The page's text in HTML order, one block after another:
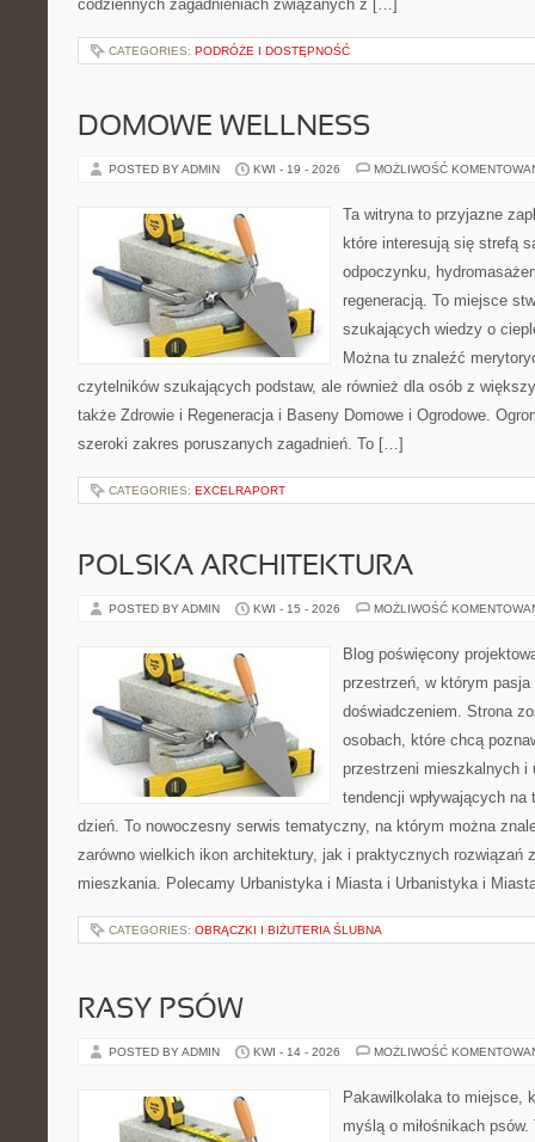
codziennych zagadnieniach związanych z […]
CATEGORIES: PODRÓŻE I DOSTĘPNOŚĆ
DOMOWE WELLNESS
POSTED BY ADMIN KWI - 19 - 2026 MOŻLIWOŚĆ
Ta witryna to przyjazne
które interesują się strefą
odpoczynku,
regeneracją. To miejsce
szukających wiedzy o
Można tu znaleźć
czytelników szukających podstaw, ale również dla osób z
także Zdrowie i Regeneracja i Baseny Domowe i Ogrodowe.
szeroki zakres poruszanych zagadnień. To […]
CATEGORIES: EXCELRAPORT
POLSKA ARCHITEKTURA
POSTED BY ADMIN KWI - 15 - 2026 MOŻLIWOŚĆ
Blog poświęcony
przestrzeń, w którym
doświadczeniem. Strona
osobach, które chcą
przestrzeni mieszkalnych i
tendencji wpływających
dzień. To nowoczesny serwis tematyczny, na którym można
zarówno wielkich ikon architektury, jak i praktycznych rozwiązań
mieszkania. Polecamy Urbanistyka i Miasta i Urbanistyka i
CATEGORIES: OBRĄCZKI I BIŻUTERIA ŚLUBNA
RASY PSÓW
POSTED BY ADMIN KWI - 14 - 2026 MOŻLIWOŚĆ
Pakawilkolaka to miejsce,
myślą o miłośnikach